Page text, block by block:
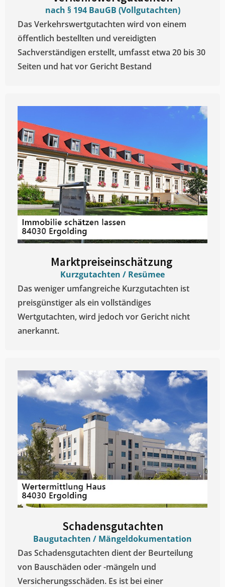
nach § 194 BauGB (Vollgutachten)
Das Verkehrswertgutachten wird von einem
öffentlich bestellten und vereidigten
Sachverständigen erstellt, umfasst etwa 20 bis 30
Seiten und hat vor Gericht Bestand
Marktpreiseinschätzung ​
Kurzgutachten / Resümee
Das weniger umfangreiche Kurzgutachten ist
preisgünstiger als ein vollständiges
Wertgutachten, wird jedoch vor Gericht nicht
anerkannt.
Schadensgutachten
Baugutachten / Mängeldokumentation
Das Schadensgutachten dient der Beurteilung
von Bauschäden oder -mängeln und
Versicherungsschäden. Es ist bei einer